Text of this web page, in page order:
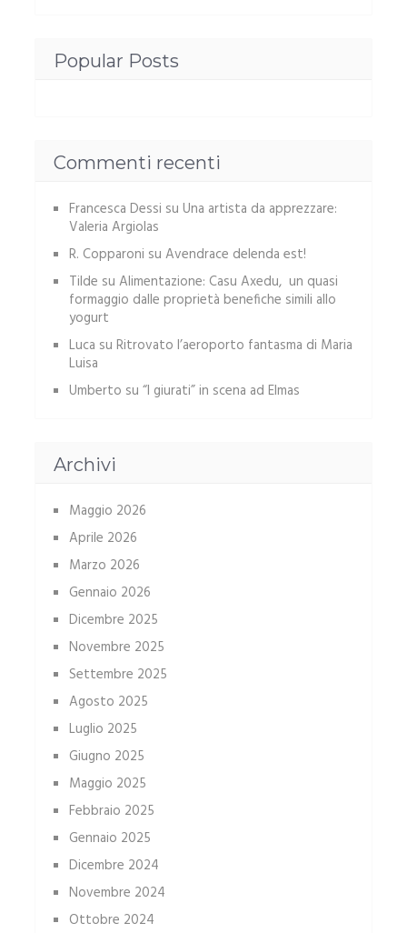
Popular Posts
Commenti recenti
Francesca Dessi su Una artista da apprezzare:
Valeria Argiolas
R. Copparoni su Avendrace delenda est!
Tilde su Alimentazione: Casu Axedu, un quasi
formaggio dalle proprietà benefiche simili allo
yogurt
Luca su Ritrovato l’aeroporto fantasma di Maria
Luisa
Umberto su “I giurati” in scena ad Elmas
Archivi
Maggio 2026
Aprile 2026
Marzo 2026
Gennaio 2026
Dicembre 2025
Novembre 2025
Settembre 2025
Agosto 2025
Luglio 2025
Giugno 2025
Maggio 2025
Febbraio 2025
Gennaio 2025
Dicembre 2024
Novembre 2024
Ottobre 2024